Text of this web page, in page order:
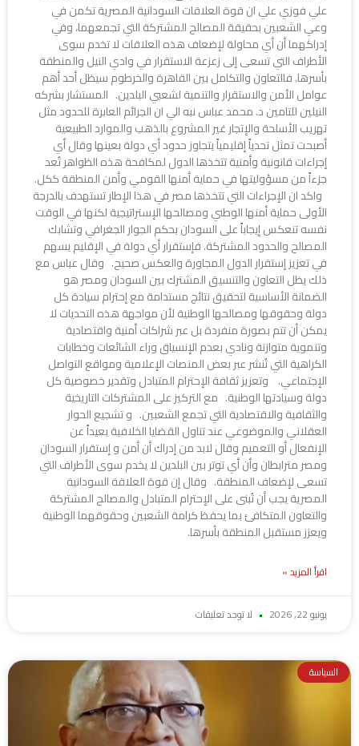
علي فوزي علي ان قوة العلاقات السودانية المصرية تكمن في
وعي الشعبين بحقيقة المصالح المشتركة التي تجمعهما، وفي
إدراكهما أن أي محاولة لإضعاف هذه العلاقات لا تخدم سوى
الأطراف التي تسعى إلى زعزعة الاستقرار في وادي النيل والمنطقة
بأسرها. فالتعاون والتكامل بين القاهرة والخرطوم سيظل أحد أهم
عوامل الأمن والاستقرار والتنمية لشعبي البلدين. المستشار بشركه
النيلين للتامين د. محمد عباس نبه الي ان الجرائم العابرة للحدود مثل
تهريب الأسلحة والإتجار غير المشروع بالذهب والموارد الطبيعية
أصبحت تمثل تحدياً إقليمياً يتجاوز حدود أي دولة بعينها وقال أي
إجراءات قانونية وأمنية تتخذها الدول لمكافحة هذه الظواهر تُعد
جزءاً من مسؤوليتها في حماية أمنها القومي وأمن المنطقة ككل.
واكد ان الإجراءات التي تتخذها مصر في هذا الإطار تستهدف بالدرجة
الأولى حماية أمنها الوطني ومصالحها الإستراتيجية لكنها في الوقت
نفسه تنعكس إيجاباً على السودان بحكم الجوار الجغرافي وتشابك
المصالح والحدود المشتركة. فإستقرار أي دولة في الإقليم يسهم
في تعزيز إستقرار الدول المجاورة والعكس صحيح. وقال عباس مع
ذلك يظل التعاون والتنسيق المشترك بين السودان ومصر هو
الضمانة الأساسية لتحقيق نتائج مستدامة مع إحترام سيادة كل
دولة وحقوقها ومصالحها الوطنية لأن مواجهة هذه التحديات لا
يمكن أن تتم بصورة منفردة بل عبر شراكات أمنية واقتصادية
وتنموية متوازنة ونادي بعدم الإنسياق وراء الشائعات وخطابات
الكراهية التي تُنشر عبر بعض المنصات الإعلامية ومواقع التواصل
الإجتماعي. وتعزيز ثقافة الإحترام المتبادل وتقدير خصوصية كل
دولة وسيادتها الوطنية. مع التركيز على المشتركات التاريخية
والثقافية والاقتصادية التي تجمع الشعبين. و تشجيع الحوار
العقلاني والموضوعي عند تناول القضايا الخلافية بعيداً عن
الإنفعال أو التعميم وقال لابد من إدراك أن أمن و إستقرار السودان
ومصر مترابطان وأن أي توتر بين البلدين لا يخدم سوى الأطراف التي
تسعى لإضعاف المنطقة. وقال إن قوة العلاقة السودانية
المصرية يجب أن تُبنى على الإحترام المتبادل والمصالح المشتركة
والتعاون المتكافئ بما يحفظ كرامة الشعبين وحقوقهما الوطنية
ويعزز مستقبل المنطقة بأسرها.
اقرأ المزيد »
يونيو 22, 2026 لا توجد تعليقات
السياسة